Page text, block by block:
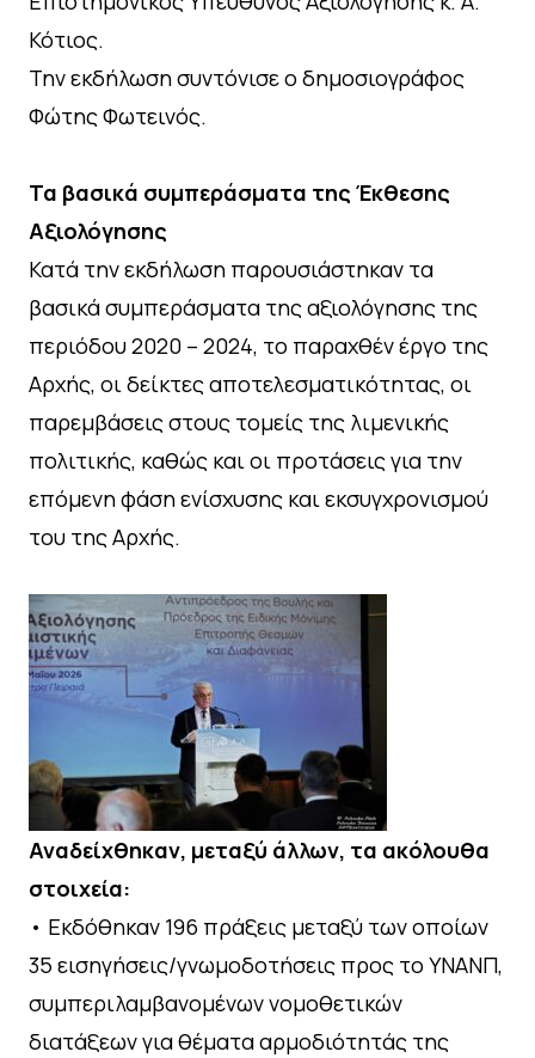
Κότιος.
Την εκδήλωση συντόνισε ο δημοσιογράφος
Φώτης Φωτεινός.
Τα βασικά συμπεράσματα της Έκθεσης
Αξιολόγησης
Κατά την εκδήλωση παρουσιάστηκαν τα
βασικά συμπεράσματα της αξιολόγησης της
περιόδου 2020 – 2024, το παραχθέν έργο της
Αρχής, οι δείκτες αποτελεσματικότητας, οι
παρεμβάσεις στους τομείς της λιμενικής
πολιτικής, καθώς και οι προτάσεις για την
επόμενη φάση ενίσχυσης και εκσυγχρονισμού
του της Αρχής.
Αναδείχθηκαν, μεταξύ άλλων, τα ακόλουθα
στοιχεία:
• Εκδόθηκαν 196 πράξεις μεταξύ των οποίων
35 εισηγήσεις/γνωμοδοτήσεις προς το ΥΝΑΝΠ,
συμπεριλαμβανομένων νομοθετικών
διατάξεων για θέματα αρμοδιότητάς της